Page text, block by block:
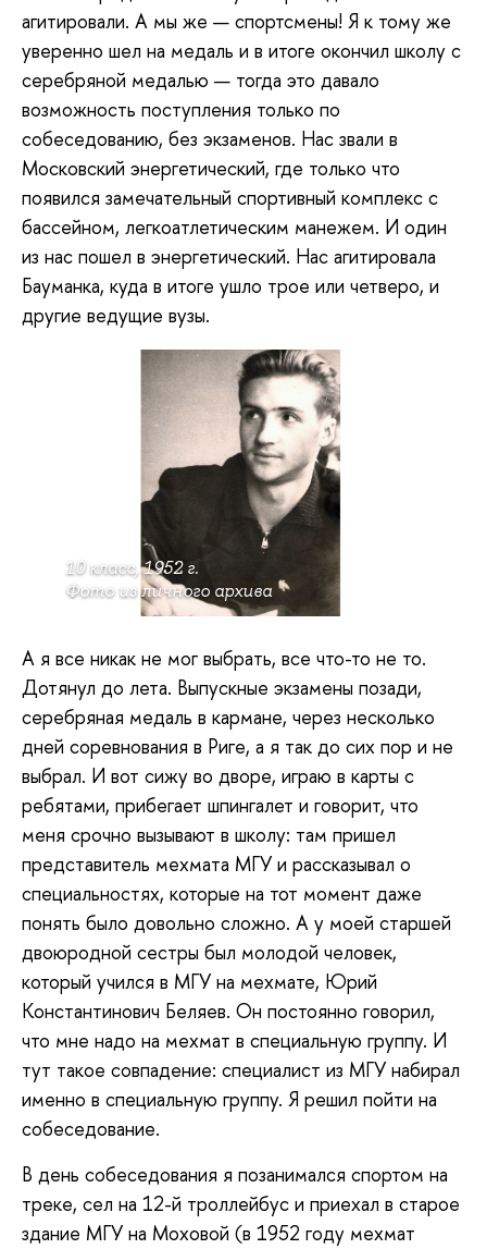
агитировали. А мы же — спортсмены! Я к тому же
уверенно шел на медаль и в итоге окончил школу с
серебряной медалью — тогда это давало
возможность поступления только по
собеседованию, без экзаменов. Нас звали в
Московский энергетический, где только что
появился замечательный спортивный комплекс с
бассейном, легкоатлетическим манежем. И один
из нас пошел в энергетический. Нас агитировала
Бауманка, куда в итоге ушло трое или четверо, и
другие ведущие вузы.
10 класс, 1952 г.
Фото из личного архива
А я все никак не мог выбрать, все что-то не то.
Дотянул до лета. Выпускные экзамены позади,
серебряная медаль в кармане, через несколько
дней соревнования в Риге, а я так до сих пор и не
выбрал. И вот сижу во дворе, играю в карты с
ребятами, прибегает шпингалет и говорит, что
меня срочно вызывают в школу: там пришел
представитель мехмата МГУ и рассказывал о
специальностях, которые на тот момент даже
понять было довольно сложно. А у моей старшей
двоюродной сестры был молодой человек,
который учился в МГУ на мехмате, Юрий
Константинович Беляев. Он постоянно говорил,
что мне надо на мехмат в специальную группу. И
тут такое совпадение: специалист из МГУ набирал
именно в специальную группу. Я решил пойти на
собеседование.
В день собеседования я позанимался спортом на
треке, сел на 12-й троллейбус и приехал в старое
здание МГУ на Моховой (в 1952 году мехмат